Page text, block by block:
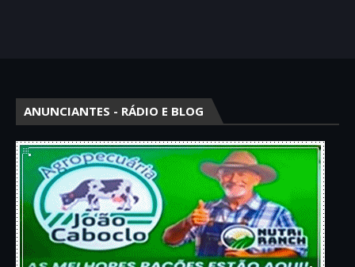
ANUNCIANTES - RÁDIO E BLOG